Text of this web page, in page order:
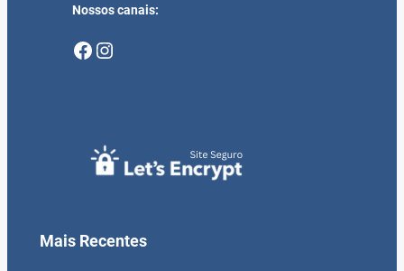
Nossos canais:
Facebook Instagram
Mais Recentes